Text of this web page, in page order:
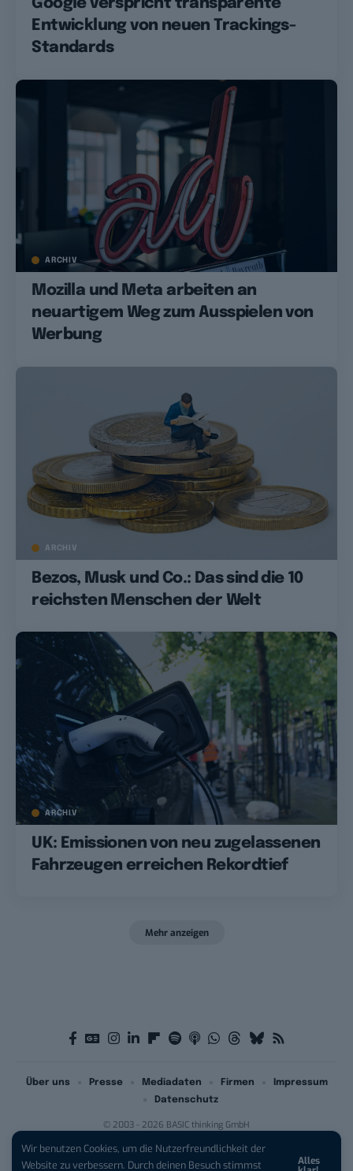
Wir benutzen Cookies, um die Nutzerfreundlichkeit der
Website zu verbessern. Durch deinen Besuch stimmst
Alles
Google verspricht transparente
Entwicklung von neuen Trackings-
Standards
ARCHIV
Mozilla und Meta arbeiten an
neuartigem Weg zum Ausspielen von
Werbung
ARCHIV
Bezos, Musk und Co.: Das sind die 10
reichsten Menschen der Welt
ARCHIV
UK: Emissionen von neu zugelassenen
Fahrzeugen erreichen Rekordtief
Mehr anzeigen
© 2003 - 2026 BASIC thinking GmbH
Über uns Presse Mediadaten Firmen
Impressum
Datenschutz
iPhone 17 Pro sichern:Für 1 € +